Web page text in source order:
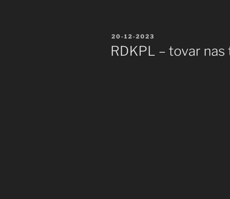
Publié
le
20-12-2023
RDKPL – tovar nas